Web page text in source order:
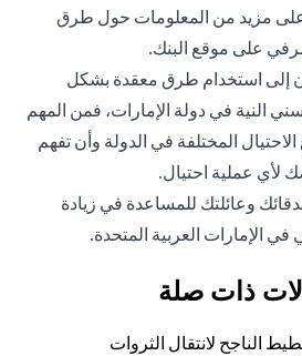
على مزيد من المعلومات حول طرق
على موقع البنك.
إلى استخدام طرق معقدة بشكل
النية في دولة الإمارات، فمن المهم
المختلفة في الدولة وأن تفهم
لأي عملية احتيال.
وعائلتك للمساعدة في زيادة
الإمارات العربية المتحدة.
ذات صلة